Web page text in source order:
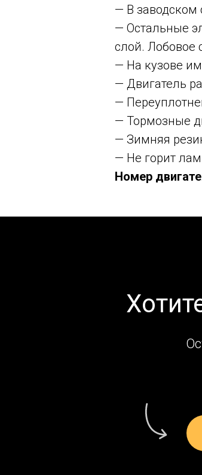
— В заводском
— Остальные
слой. Лобовое
— На кузове
— Двигатель
—
— Тормозные
— Зимняя
— Не горит
Номер